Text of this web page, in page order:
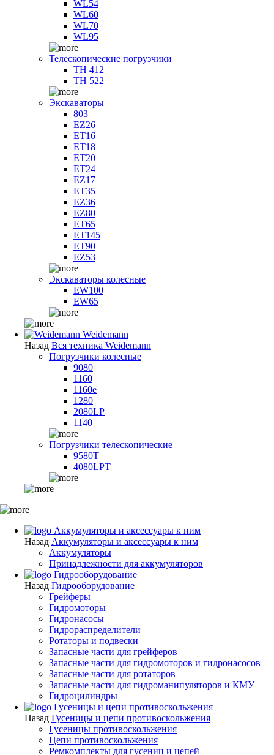
WL54
WL60
WL70
WL95
Телескопические погрузчики
TH 412
TH 522
Экскаваторы
803
EZ26
ET16
ET18
ET20
ET24
EZ17
ET35
EZ36
EZ80
ET65
ET145
ET90
EZ53
Экскаваторы колесные
EW100
EW65
Weidemann
Назад Вся техника Weidemann
Погрузчики колесные
9080
1160
1160e
1280
2080LP
1140
Погрузчики телескопические
9580T
4080LPT
Аккумуляторы и аксессуары к ним
Назад Аккумуляторы и аксессуары к ним
Аккумуляторы
Принадлежности для аккумуляторов
Гидрооборудование
Назад Гидрооборудование
Грейферы
Гидромоторы
Гидронасосы
Гидрораспределители
Ротаторы и подвески
Запасные части для грейферов
Запасные части для гидромоторов и гидронасосов
Запасные части для ротаторов
Запасные части для гидроманипуляторов и КМУ
Гидроцилиндры
Гусеницы и цепи противоскольжения
Назад Гусеницы и цепи противоскольжения
Гусеницы противоскольжения
Цепи противоскольжения
Ремкомплекты для гусениц и цепей